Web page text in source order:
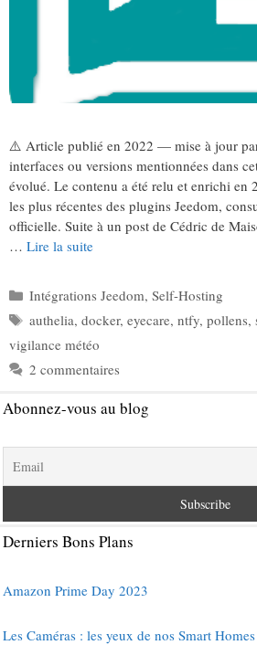
⚠️ Article publié en 2022 — mise à jour
interfaces ou versions mentionnées dans
évolué. Le contenu a été relu et enrichi en
les plus récentes des plugins Jeedom,
officielle. Suite à un post de Cédric de
… Lire la suite
Catégories
Intégrations Jeedom, Self-Hosting
Étiquettes
authelia, docker, eyecare, ntfy, pollens,
vigilance météo
2 commentaires
Abonnez-vous au blog
Derniers Bons Plans
Amazon Prime Day 2023
Les Caméras : les yeux de nos Smart